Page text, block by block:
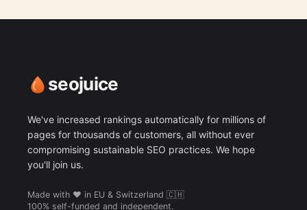
seojuice
We've increased rankings automatically for millions of
pages for thousands of customers, all without ever
compromising sustainable SEO practices. We hope
you'll join us.
Made with ❤️ in EU & Switzerland 🇨🇭
100% self-funded and independent.